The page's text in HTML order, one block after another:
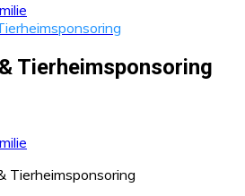
Tierheimsponsoring